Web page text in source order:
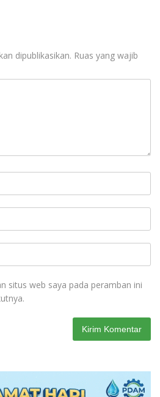
dipublikasikan. Ruas yang wajib
situs web saya pada peramban ini